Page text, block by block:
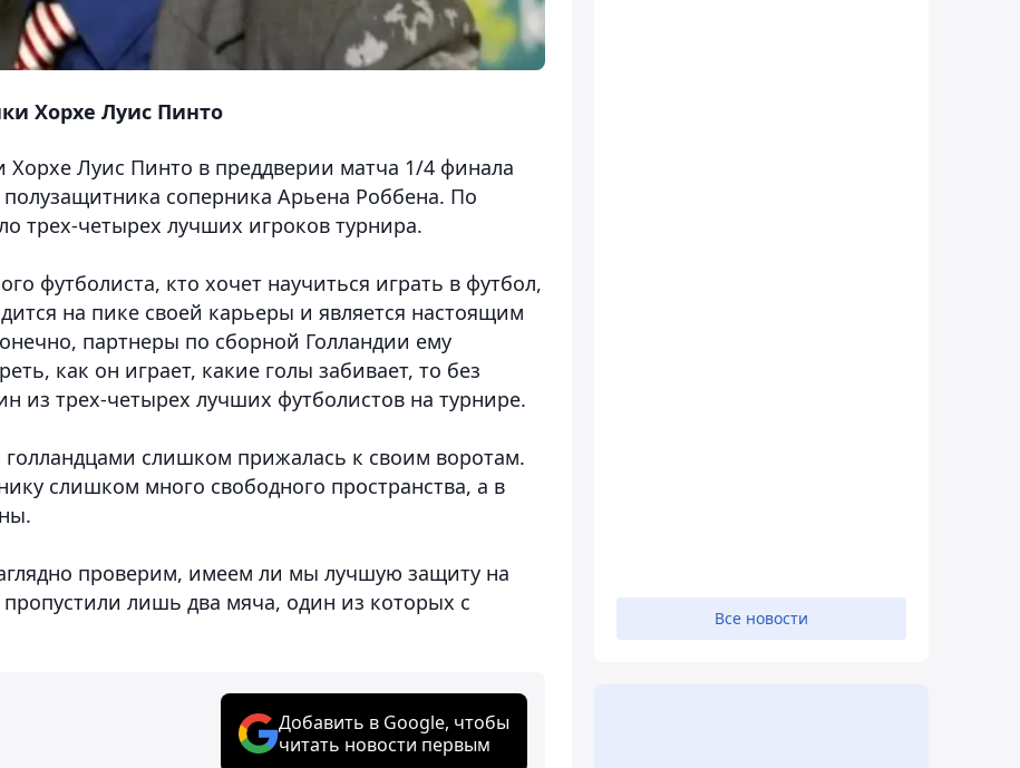
Хорхе Луис Пинто
Хорхе Луис Пинто в преддверии матча 1/4 финала
соперника Арьена Роббена. По
трех-четырех лучших игроков турнира.
футболиста, кто хочет научиться играть в футбол,
на пике своей карьеры и является настоящим
партнеры по сборной Голландии ему
как он играет, какие голы забивает, то без
из трех-четырех лучших футболистов на турнире.
слишком прижалась к своим воротам.
слишком много свободного пространства, а в
проверим, имеем ли мы лучшую защиту на
лишь два мяча, один из которых с
Добавить в Google, чтобы
читать новости первым
Все новости